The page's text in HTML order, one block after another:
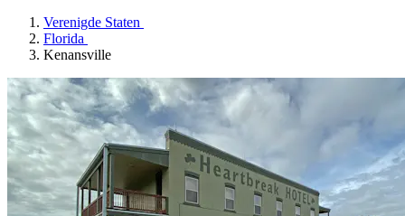
Verenigde Staten
Florida
Kenansville